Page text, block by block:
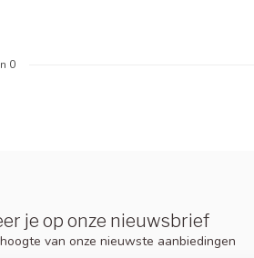
0
je op onze nieuwsbrief
van onze nieuwste aanbiedingen